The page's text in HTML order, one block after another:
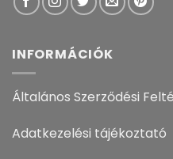
INFORMÁCIÓK
Általános Szerződési
Adatkezelési tájékoztató